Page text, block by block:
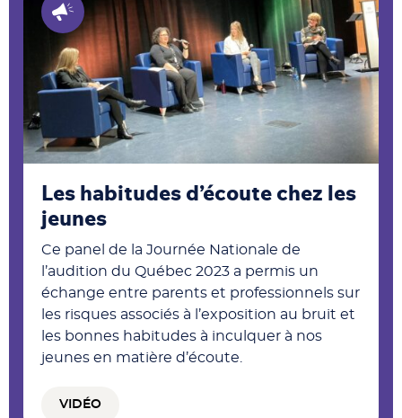
Les habitudes d’écoute chez les
jeunes
Ce panel de la Journée Nationale de
l’audition du Québec 2023 a permis un
échange entre parents et professionnels sur
les risques associés à l’exposition au bruit et
les bonnes habitudes à inculquer à nos
jeunes en matière d’écoute.
VIDÉO